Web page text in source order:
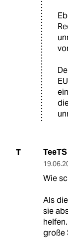
T TeeTS
Wie
Als
sie
große